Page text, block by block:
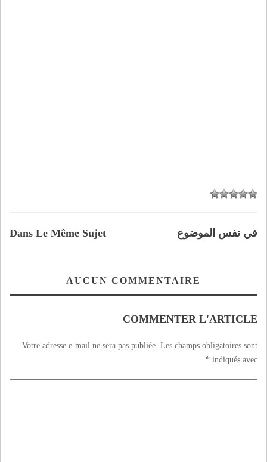
Dans Le Même Sujet في نفس الموضوع
AUCUN COMMENTAIRE
COMMENTER L'ARTICLE
Votre adresse e-mail ne sera pas publiée. Les champs obligatoires sont
indiqués avec
*